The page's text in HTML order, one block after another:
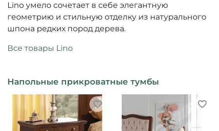
Lino умело сочетает в себе элегантную
геометрию и стильную отделку из натурального
шпона редких пород дерева.
Все товары Lino
Напольные прикроватные тумбы